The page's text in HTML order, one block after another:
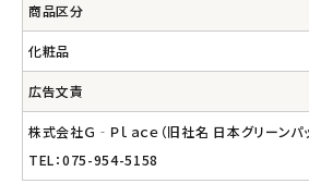
商品区分
化粧品
広告文責
株式会社Ｇ‐Ｐｌａｃｅ（旧社名 日本グリーンパ
TEL：075-954-5158